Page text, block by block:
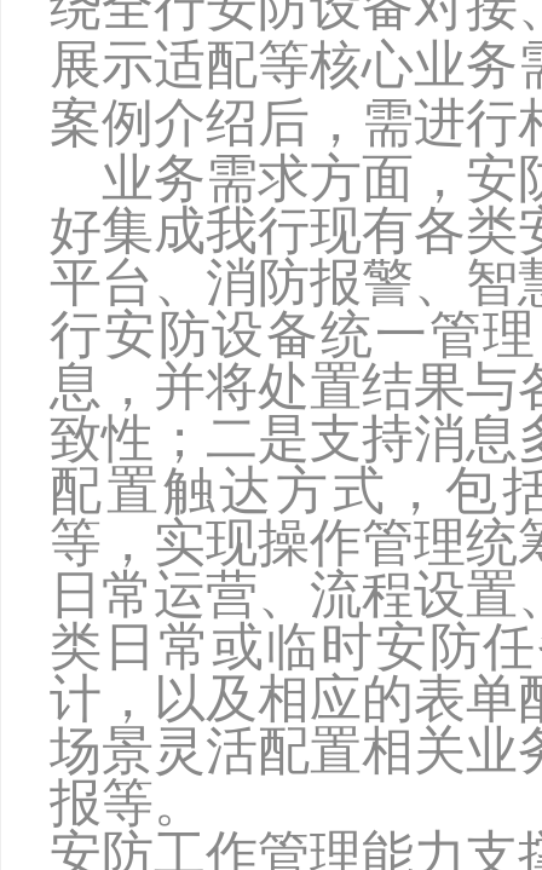
展示适配等核心业
案例介绍后，需进行
业务需求方面， 安
好集成我行现有各类
平台、消防报警、智
行安防设备统一管
息，并将处置结果与
致性；二是支持消息
配置触达方式，包
等，实现操作管理统
日常运营、流程设
类日常或临时安防
计，以及相应的表单
场景灵活配置相关业
报等。
安防工作管理能力支